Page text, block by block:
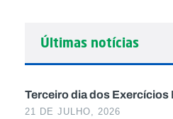
Últimas notícias
Terceiro dia dos
21 DE JULHO, 2026